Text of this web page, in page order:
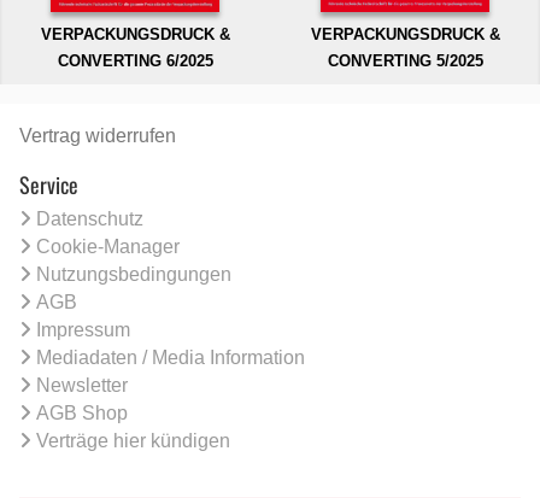
VERPACKUNGSDRUCK &
CONVERTING 6/2025
VERPACKUNGSDRUCK &
CONVERTING 5/2025
Vertrag widerrufen
Service
Datenschutz
Cookie-Manager
Nutzungsbedingungen
AGB
Impressum
Mediadaten / Media Information
Newsletter
AGB Shop
Verträge hier kündigen